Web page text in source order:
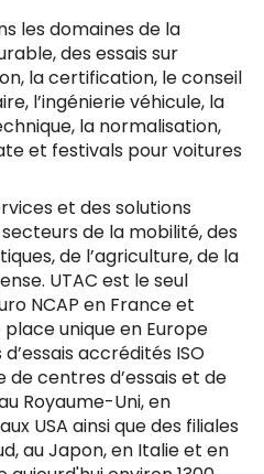
les domaines de la
des essais sur
la certification, le conseil
l’ingénierie véhicule, la
la normalisation,
et festivals pour voitures
et des solutions
de la mobilité, des
de l’agriculture, de la
UTAC est le seul
NCAP en France et
unique en Europe
accrédités ISO
de centres d’essais et de
Royaume-Uni, en
USA ainsi que des filiales
au Japon, en Italie et en